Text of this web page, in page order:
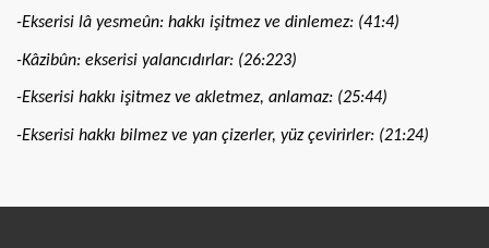
-Ekserisi lâ yesmeûn: hakkı işitmez ve dinlemez: (41:4)
-Kâzibûn: ekserisi yalancıdırlar: (26:223)
-Ekserisi hakkı işitmez ve akletmez, anlamaz: (25:44)
-Ekserisi hakkı bilmez ve yan çizerler, yüz çevirirler: (21:24)